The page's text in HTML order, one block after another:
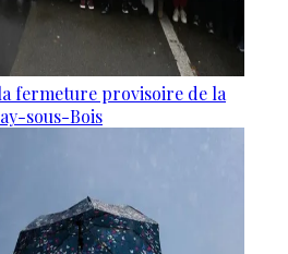
fermeture provisoire de la
sous-Bois